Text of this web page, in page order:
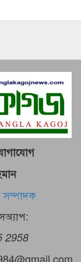
সম্পাদক
2958